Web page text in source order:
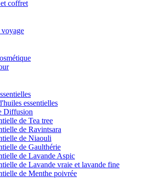
coffret
voyage
essentielles
Diffusion
de Tea tree
de Ravintsara
de Niaouli
de Gaulthérie
de Lavande Aspic
de Lavande vraie et lavande fine
de Menthe poivrée